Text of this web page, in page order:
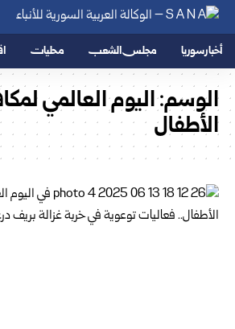
أخبار سوريا مجلس الشعب محليات
الوسم:اليوم العالمي
الأطفال